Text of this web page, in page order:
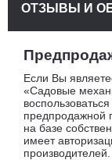
Если Вы
«Садовые
предпродажной
на базе
имеет
производителей.
ОТЗЫВЫ И